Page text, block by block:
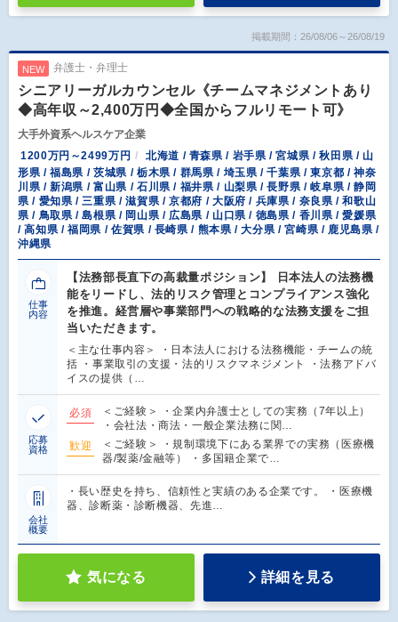
掲載期間：26/08/06～26/08/19
NEW 弁護士・弁理士
シニアリーガルカウンセル《チームマネジメントあり
◆高年収～2,400万円◆全国からフルリモート可》
大手外資系ヘルスケア企業
1200万円～2499万円
北海道 / 青森県 / 岩手県 / 宮城県 / 秋田県 / 山
形県 / 福島県 / 茨城県 / 栃木県 / 群馬県 / 埼玉県 / 千葉県 / 東京都 / 神奈
川県 / 新潟県 / 富山県 / 石川県 / 福井県 / 山梨県 / 長野県 / 岐阜県 / 静岡
県 / 愛知県 / 三重県 / 滋賀県 / 京都府 / 大阪府 / 兵庫県 / 奈良県 / 和歌山
県 / 鳥取県 / 島根県 / 岡山県 / 広島県 / 山口県 / 徳島県 / 香川県 / 愛媛県
/ 高知県 / 福岡県 / 佐賀県 / 長崎県 / 熊本県 / 大分県 / 宮崎県 / 鹿児島県 /
沖縄県
仕事
内容
【法務部長直下の高裁量ポジション】 日本法人の法務機
能をリードし、法的リスク管理とコンプライアンス強化
を推進。経営層や事業部門への戦略的な法務支援をご担
当いただきます。
＜主な仕事内容＞ ・日本法人における法務機能・チームの統
括 ・事業取引の支援・法的リスクマネジメント ・法務アドバ
イスの提供（…
応募
資格
必須
＜ご経験＞ ・企業内弁護士としての実務（7年以上）
・会社法・商法・一般企業法務に関…
歓迎
＜ご経験＞ ・規制環境下にある業界での実務（医療機
器/製薬/金融等） ・多国籍企業で…
会社
概要
・長い歴史を持ち、信頼性と実績のある企業です。 ・医療機
器、診断薬・診断機器、先進…
気になる 詳細を見る